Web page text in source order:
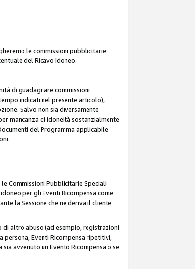
le commissioni pubblicitarie
del Ricavo Idoneo.
di guadagnare commissioni
indicati nel presente articolo),
Salvo non sia diversamente
mancanza di idoneità sostanzialmente
del Programma applicabile
Commissioni Pubblicitarie Speciali
per gli Eventi Ricompensa come
la Sessione che ne deriva il cliente
di altro abuso (ad esempio, registrazioni
Eventi Ricompensa ripetitivi,
avvenuto un Evento Ricompensa o se